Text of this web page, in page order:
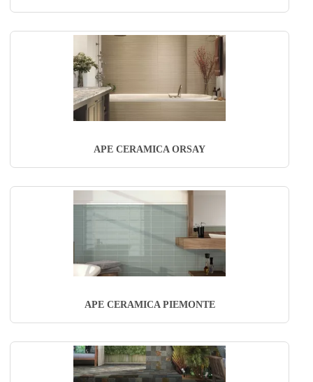
APE CERAMICA ORSAY
APE CERAMICA PIEMONTE